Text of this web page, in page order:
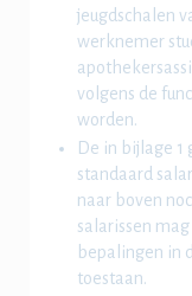
jeugdschalen
werknemer
volgens de
worden.
De in bijlage 1
standaard
naar boven
salarissen
bepalingen in
toestaan.